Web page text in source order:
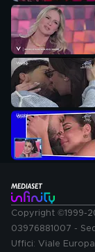
Copyright ©1999-
03976881007 -
Uffici: Viale